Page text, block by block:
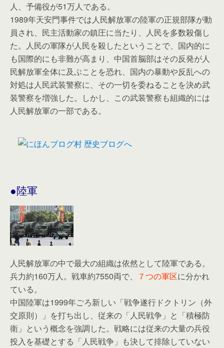
人、予備役が51万人である。
1989年天安門事件では人民解放軍の陸軍の正規部隊が動
員され、民主活動家の鎮圧に当たり、人民を多数殺傷し
た。人民の軍隊が人民を殺したということで、国内的に
も国際的にも非難が高まり、中国首脳部はその反発が人
民解放軍全体に及ぶことを恐れ、国内の暴動や反乱への
対処は人民武装警察に、その一切を委ねることを決め武
装警察を増強した。しかし、この武装警察も組織的には
人民解放軍の一部である。
●陸軍
人民解放軍の中で最大の組織は依然として陸軍である。
兵力約160万人。戦車約7550両で、
７つの軍区に分かれ
ている。
中国陸軍は1999年ごろ新しい「戦争遂行ドクトリン（外
交原則）」を打ち出し、従来の「人民戦争」と「積極防
衛」という概念を強調した。戦略には従来の大量の兵役
投入を基礎とする「人民戦争」も決して排除していない